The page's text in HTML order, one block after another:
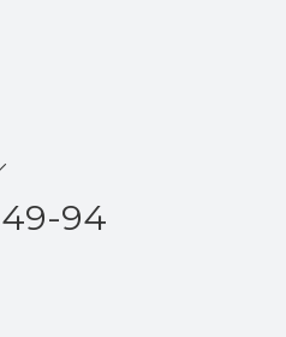
94